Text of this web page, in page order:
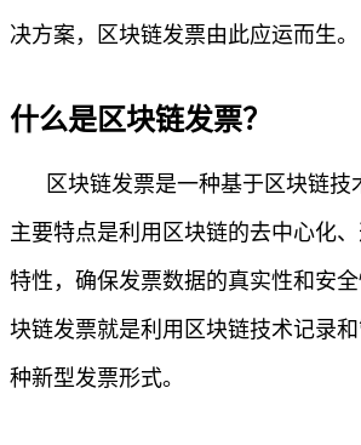
决方案，区块链发票由此应运而生。
什么是区块链发票？
区块链发票是一种基于区块链技
主要特点是利用区块链的去中心化
特性，确保发票数据的真实性和安
块链发票就是利用区块链技术记录
种新型发票形式。